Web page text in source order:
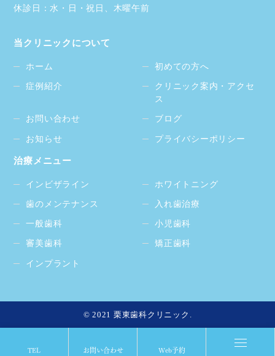
TEL お問い合わせ Web予約
休診日：水・日・祝日、木曜午前
当クリニックについて
ホーム 初めての方へ
症例紹介
クリニック案内・アクセ
ス
お問い合わせ ブログ
お知らせ プライバシーポリシー
治療メニュー
インビザライン ホワイトニング
歯のメンテナンス 入れ歯治療
一般歯科 小児歯科
審美歯科 矯正歯科
インプラント
© 2021 栗東歯科クリニック.